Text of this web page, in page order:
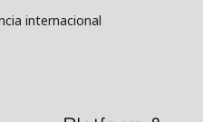
internacional